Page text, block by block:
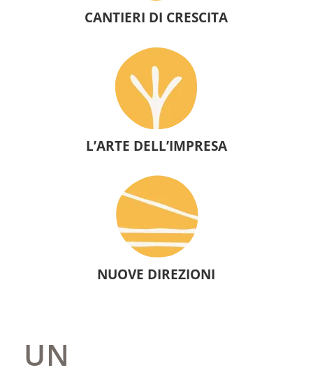
CANTIERI DI CRESCITA
L’ARTE DELL’IMPRESA
NUOVE DIREZIONI
UN